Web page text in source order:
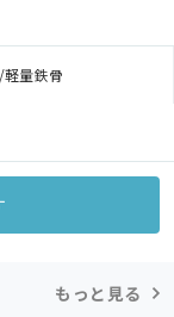
量鉄骨
もっと見る